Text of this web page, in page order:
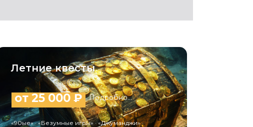
Летние квесты
от 25 000 ₽ Подробно...
«90ые» · «Безумные игры» · «Джуманджи» ·